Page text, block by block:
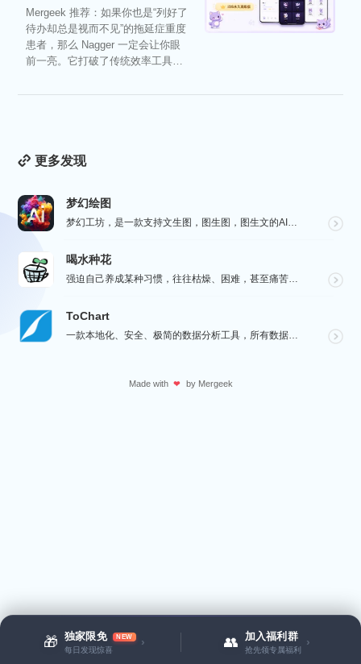
🎁 独家限免 NEW
每日发现惊喜
› 👥 加入福利群
抢先领专属福利
›
Mergeek 推荐：如果你也是“列好了
待办却总是视而不见”的拖延症重度
患者，那么 Nagger 一定会让你眼
前一亮。它打破了传统效率工具冰
更多发现
梦幻绘图
梦幻工坊，是一款支持文生图，图生图，图生文的AI绘图工具，不需要魔法就可以使用各种 AI 工具，也不...
喝水种花
强迫自己养成某种习惯，往往枯燥、困难，甚至痛苦。而喝水种花旨在通过种花这种游戏的方式，让您在养成喝水...
ToChart
一款本地化、安全、极简的数据分析工具，所有数据处理均在您的设备上完成，绝不离开本地。Windows、...
Made with ❤ by Mergeek